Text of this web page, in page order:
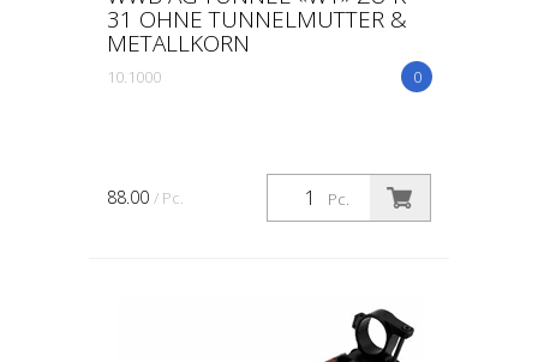
31 OHNE TUNNELMUTTER &
METALLKORN
0
10.1000
Pc.
88.00 / Pc.